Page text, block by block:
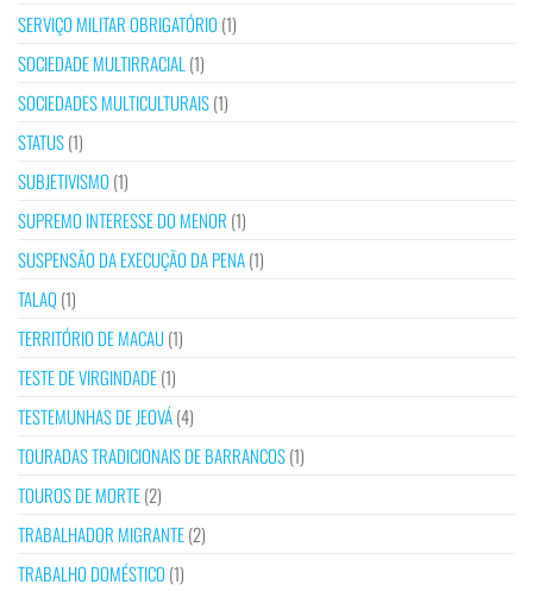
SERVIÇO MILITAR OBRIGATÓRIO (1)
SOCIEDADE MULTIRRACIAL (1)
SOCIEDADES MULTICULTURAIS(1)
STATUS(1)
SUBJETIVISMO (1)
SUPREMO INTERESSE DO MENOR (1)
SUSPENSÃO DA EXECUÇÃO DA PENA(1)
TALAQ(1)
TERRITÓRIO DE MACAU(1)
TESTE DE VIRGINDADE(1)
TESTEMUNHAS DE JEOVÁ(4)
TOURADAS TRADICIONAIS DE BARRANCOS(1)
TOUROS DE MORTE(2)
TRABALHADOR MIGRANTE(2)
TRABALHO DOMÉSTICO (1)